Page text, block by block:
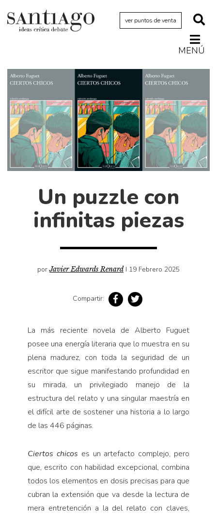
ver puntos de venta
MENÚ
Actualidad
Arquetipos de situación
Artes visuales
Ciencia
Cine y televisión
Ciudad
Diccionario portátil de la literatura chilena
Lagunas mentales
Libros usados
Medioambiente
Narrativas visuales
Pensamiento
Personaje
Personajes secundarios
Relecturas
Un puzzle con
infinitas piezas
porJavier Edwards Renard I 19 Febrero 2025
Compartir:
La más reciente novela de Alberto Fuguet
posee una energía literaria que lo muestra en su
plena madurez, con toda la seguridad de un
escritor que sigue manifestando profundidad en
su mirada, un privilegiado manejo de la
estructura del relato y una singular maestría en
el difícil arte de sostener una historia a lo largo
de las 446 páginas.
Ciertos chicos es un artefacto complejo, pero
que, escrito con habilidad excepcional, combina
todos los elementos en dosis precisas para que
cubran la extensión que va desde la lectura de
mera entretención a la del relato con claves,